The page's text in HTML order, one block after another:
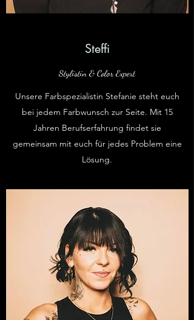
Steffi
Stylistin & Color Expert
Unsere Farbspezialistin Stefanie steht euch
bei jedem Farbwunsch zur Seite. Mit 15
Jahren Berufserfahrung findet sie
gemeinsam mit euch für jedes Problem eine
Lösung.